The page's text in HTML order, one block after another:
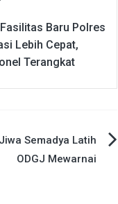
Baru Polres
Lebih Cepat,
Terangkat
Semadya Latih
ODGJ Mewarnai